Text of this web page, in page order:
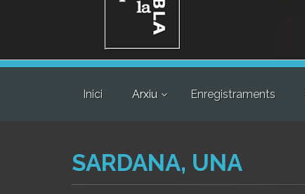
Inici Arxiu Enregistraments
SARDANA, UNA